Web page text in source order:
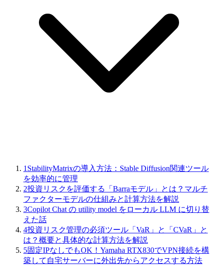
1 StabilityMatrixの導入方法：Stable Diffusion関連ツール
を効率的に管理
2投資リスクを評価する「Barraモデル」とは？マルチ
ファクターモデルの仕組みと計算方法を解説
3Copilot Chat の utility model をローカル LLM に切り替
えた話
4投資リスク管理の必須ツール「VaR」と「CVaR」と
は？概要と具体的な計算方法を解説
5固定IPなしでもOK！Yamaha RTX830でVPN接続を構
築して自宅サーバーに外出先からアクセスする方法